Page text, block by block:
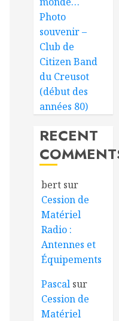
Photo
souvenir –
Club de
Citizen Band
du Creusot
(début des
années 80)
RECENT
bert sur
Cession de
Matériel
Radio :
Antennes et
Équipements
Pascal sur
Cession de
Matériel